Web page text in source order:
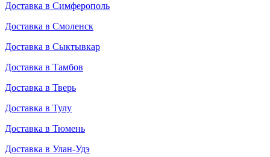
Доставка в Симферополь
Доставка в Смоленск
Доставка в Сыктывкар
Доставка в Тамбов
Доставка в Тверь
Доставка в Тулу
Доставка в Тюмень
Доставка в Улан-Удэ